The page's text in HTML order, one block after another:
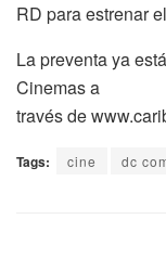
RD para estrenar
La preventa ya
Cinemas a
través de
Tags: cine dc